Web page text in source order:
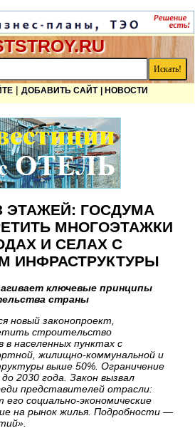
| ДОБАВИТЬ САЙТ | НОВОСТИ
ЭТАЖЕЙ: ГОСДУМА
МНОГОЭТАЖКИ
И СЕЛАХ С
ИНФРАСТРУКТУРЫ
ключевые принципы
страны
новый законопроект,
строительство
населенных пунктах с
жилищно-коммунальной и
выше 50%. Ограничение
2030 года. Закон вызвал
представителей отрасли:
социально-экономические
на рынок жилья. Подробности —